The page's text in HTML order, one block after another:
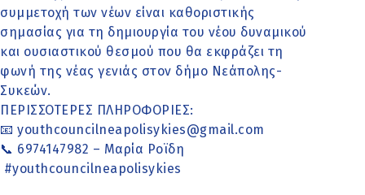
συμμετοχή των νέων είναι καθοριστικής
σημασίας για τη δημιουργία του νέου δυναμικού
και ουσιαστικού θεσμού που θα εκφράζει τη
φωνή της νέας γενιάς στον δήμο Νεάπολης-
Συκεών.
ΠΕΡΙΣΣΟΤΕΡΕΣ ΠΛΗΡΟΦΟΡΙΕΣ:
📧 youthcouncilneapolisykies@gmail.com
📞 6974147982 – Μαρία Ροϊδη
#youthcouncilneapolisykies